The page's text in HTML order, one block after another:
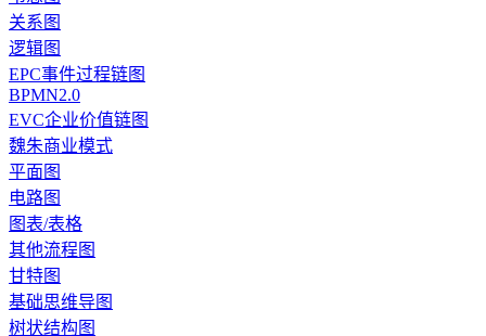
关系图
逻辑图
EPC事件过程链图
BPMN2.0
EVC企业价值链图
魏朱商业模式
平面图
电路图
图表/表格
其他流程图
甘特图
基础思维导图
树状结构图